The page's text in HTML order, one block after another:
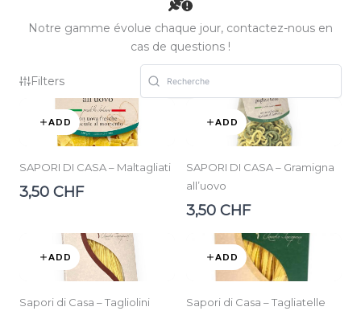
Notre gamme évolue chaque jour, contactez-nous en
cas de questions !
Filters
ADD
SAPORI DI CASA – Maltagliati
3,50 CHF
ADD
SAPORI DI CASA – Gramigna
all’uovo
3,50 CHF
ADD
Sapori di Casa – Tagliolini
ADD
Sapori di Casa – Tagliatelle